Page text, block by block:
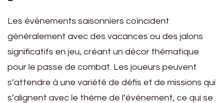
Les événements saisonniers coïncident
généralement avec des vacances ou des jalons
significatifs en jeu, créant un décor thématique
pour le passe de combat. Les joueurs peuvent
s’attendre à une variété de défis et de missions qui
s’alignent avec le thème de l’événement, ce qui se